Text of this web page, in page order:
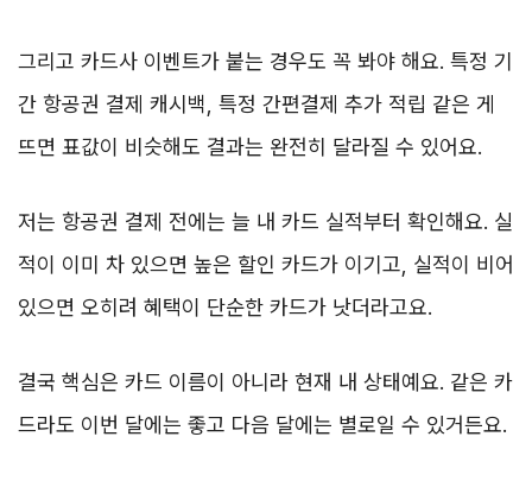
그리고 카드사 이벤트가 붙는 경우도 꼭 봐야 해요. 특정 기
간 항공권 결제 캐시백, 특정 간편결제 추가 적립 같은 게
뜨면 표값이 비슷해도 결과는 완전히 달라질 수 있어요.
저는 항공권 결제 전에는 늘 내 카드 실적부터 확인해요. 실
적이 이미 차 있으면 높은 할인 카드가 이기고, 실적이 비어
있으면 오히려 혜택이 단순한 카드가 낫더라고요.
결국 핵심은 카드 이름이 아니라 현재 내 상태예요. 같은 카
드라도 이번 달에는 좋고 다음 달에는 별로일 수 있거든요.